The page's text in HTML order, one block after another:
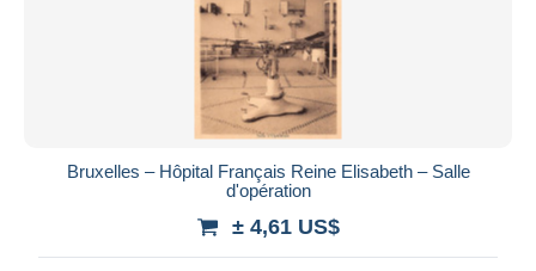
Bruxelles – Hôpital Français Reine Elisabeth – Salle
d'opération
± 4,61 US$